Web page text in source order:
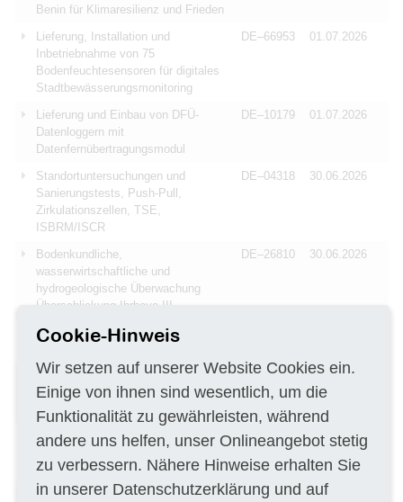
Benin für Klimaresilienz und Frieden
Lieferung, Installation und
Inbetriebnahme von 75
Bodenfeuchtesensoren für digitales
Stadtbewässerungsmonitoring
DE–66953 01.07.2026
Lieferung und Einbau von DFÜ-
Datenloggern mit
Datenfernübertragungsmodul
DE–10179 01.07.2026
Standortuntersuchungen und
Sanierungstests, Push-Pull,
Zirkulationszellen, TSE,
ISBRM/ISCR
DE–04318 30.06.2026
Bodenkundliche,
wasserwirtschaftliche und
hydrogeologische Überwachung
Überschlickung Ihrhove III
DE–26810 30.06.2026
Wasseruntersuchungen mittels
Geologisch-Hydrogeologische
Erkundung für zweigleisigen
Neubauabschnitt Frohnleiten–Graz
AT–1020 29.06.2026
Geologisch-Hydrogeologische
Frohnleiten–Graz
AT–1020 29.06.2026
Erstellung von
DE–14476 29.06.2026
Cookie-Hinweis
Wir setzen auf unserer Website Cookies ein.
Einige von ihnen sind wesentlich, um die
Funktionalität zu gewährleisten, während
andere uns helfen, unser Onlineangebot stetig
zu verbessern. Nähere Hinweise erhalten Sie
in unserer Datenschutzerklärung und auf